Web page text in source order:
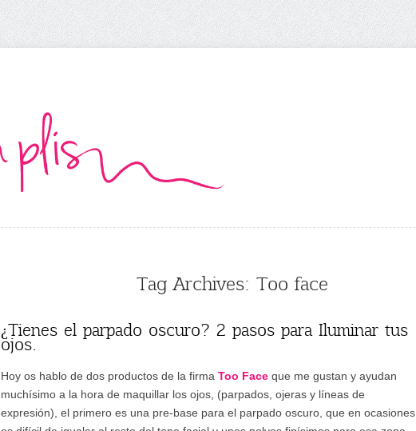
Tag Archives: Too face
¿Tienes el parpado oscuro? 2 pasos para Iluminar tus
ojos.
Hoy os hablo de dos productos de la firma Too Face que me gustan y ayudan
muchísimo a la hora de maquillar los ojos, (parpados, ojeras y líneas de
expresión), el primero es una pre-base para el parpado oscuro, que en ocasiones